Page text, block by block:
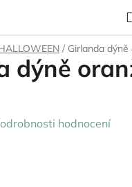
/ Girlanda
dýně
hodnocení